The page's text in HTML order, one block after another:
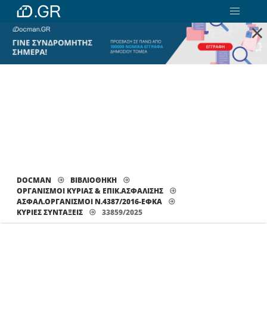
×
DOCMAN
ΒΙΒΛΙΟΘΗΚΗ
ΟΡΓΑΝΙΣΜΟΙ ΚΥΡΙΑΣ & ΕΠΙΚ.ΑΣΦΑΛΙΣΗΣ
ΑΣΦΑΛ.ΟΡΓΑΝΙΣΜΟΙ Ν.4387/2016-ΕΦΚΑ
ΚΎΡΙΕΣ ΣΥΝΤΆΞΕΙΣ
33859/2025